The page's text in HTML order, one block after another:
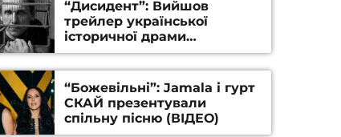
“Дисидент”: Вийшов
трейлер української
історичної драми
Станіслава Гуренка та
Андрія Алфьорова (ВІДЕО)
“Божевільні”: Jamala і гурт
СКАЙ презентували
спільну пісню (ВІДЕО)